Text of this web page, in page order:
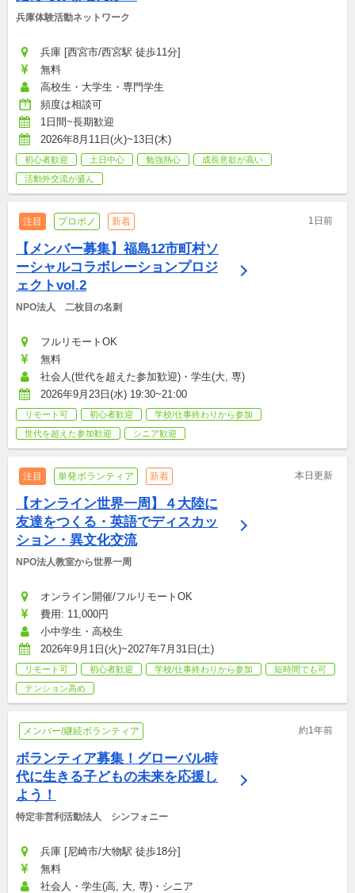
兵庫体験活動ネットワーク
兵庫 [西宮市/西宮駅 徒歩11分]
無料
高校生・大学生・専門学生
頻度は相談可
1日間~長期歓迎
2026年8月11日(火)~13日(木)
初心者歓迎 土日中心 勉強熱心
成長意欲が高い
活動外交流が盛ん
注目 プロボノ 新着 1日前
【メンバー募集】福島12市町村ソ
ーシャルコラボレーションプロジ
ェクトvol.2
NPO法人　二枚目の名刺
フルリモートOK
無料
社会人(世代を超えた参加歓迎)・学生(大, 専)
2026年9月23日(水) 19:30~21:00
リモート可 初心者歓迎
学校/仕事終わりから参加
世代を超えた参加歓迎
シニア歓迎
注目 単発ボランティア 新着 本日更新
【オンライン世界一周】４大陸に
友達をつくる・英語でディスカッ
ション・異文化交流
NPO法人教室から世界一周
オンライン開催/フルリモートOK
費用: 11,000円
小中学生・高校生
2026年9月1日(火)~2027年7月31日(土)
リモート可 初心者歓迎 学校/仕事終わりから参加
短時間でも可
テンション高め
メンバー/継続ボランティア 約1年前
ボランティア募集！グローバル時
代に生きる子どもの未来を応援し
よう！
特定非営利活動法人　シンフォニー
兵庫 [尼崎市/大物駅 徒歩18分]
無料
社会人・学生(高, 大, 専)・シニア